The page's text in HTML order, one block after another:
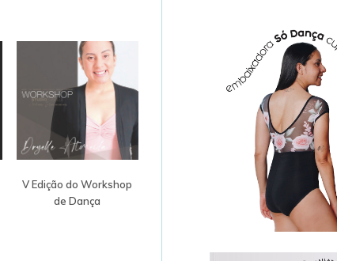
V Edição do Workshop
de Dança